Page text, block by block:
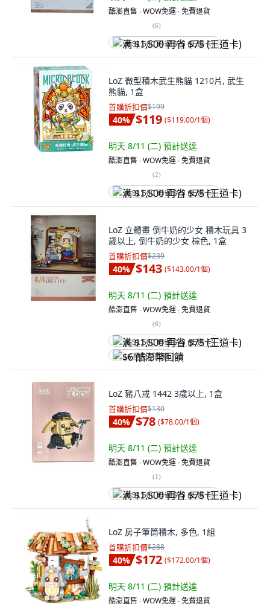
酷澎直售 ∙ WOW免運 ∙ 免費退貨
(6)
满 $1,500 再省 $75 (王道卡)
LoZ 微型積木武生熊貓 1210片, 武生
熊貓, 1盒
首購折扣價$199
40% $119 ($119.00/1個)
明天 8/11 (二) 預計送達
酷澎直售 ∙ WOW免運 ∙ 免費退貨
(2)
满 $1,500 再省 $75 (王道卡)
LoZ 立體畫 倒牛奶的少女 積木玩具 3
歲以上, 倒牛奶的少女 棕色, 1盒
首購折扣價$239
40% $143 ($143.00/1個)
明天 8/11 (二) 預計送達
酷澎直售 ∙ WOW免運 ∙ 免費退貨
(6)
满 $1,500 再省 $75 (王道卡)
$6 酷澎幣回饋
LoZ 豬八戒 1442 3歲以上, 1盒
首購折扣價$130
40% $78 ($78.00/1個)
明天 8/11 (二) 預計送達
酷澎直售 ∙ WOW免運 ∙ 免費退貨
(1)
满 $1,500 再省 $75 (王道卡)
LoZ 房子筆筒積木, 多色, 1組
首購折扣價$288
40% $172 ($172.00/1個)
明天 8/11 (二) 預計送達
酷澎直售 ∙ WOW免運 ∙ 免費退貨